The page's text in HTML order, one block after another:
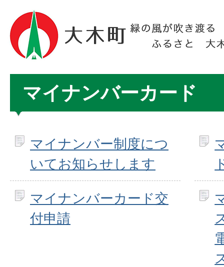
マイナンバーカード
マイナンバー制度につ
いてお知らせします
マイナンバーカード交
付申請